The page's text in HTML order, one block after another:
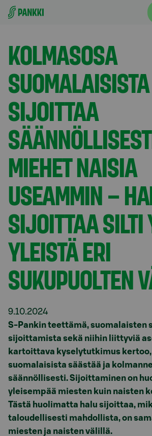
Siirry suoraan sisältöön
Tiedotteet
KOLMASOSA
SUOMALAISISTA
SIJOITTAA
MIEHET NAISIA
USEAMMIN –
SIJOITTAA SILTI
YLEISTÄ ERI
SUKUPUOLTEN
9.10.2024
S-Pankin teettämä,suomalaisten
sijoittamista sekä niihin liittyviä
kartoittava kyselytutkimus
suomalaisista säästää ja
säännöllisesti.Sijoittaminen on
yleisempää miesten kuin naisten
Tästä huolimatta halu sijoittaa,
taloudellisesti mahdollista, on
miesten ja naisten välillä.